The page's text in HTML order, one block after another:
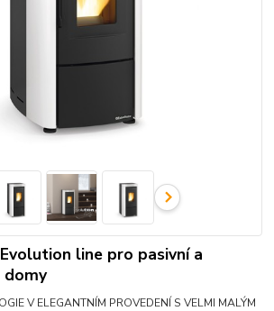
line pro pasivní a
domy
V ELEGANTNÍM PROVEDENÍ S VELMI MALÝM